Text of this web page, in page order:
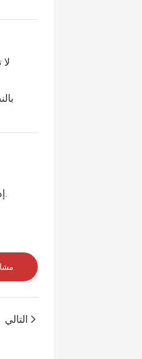
إذا كنت تخطط لتوسيع أو ترقية مدينة الملاهي الخاصة بك بلعبة عائلية موثوقة وجذابة، فإن لعبة الكنغر القافز تستحق دراسة جادة.
التالي